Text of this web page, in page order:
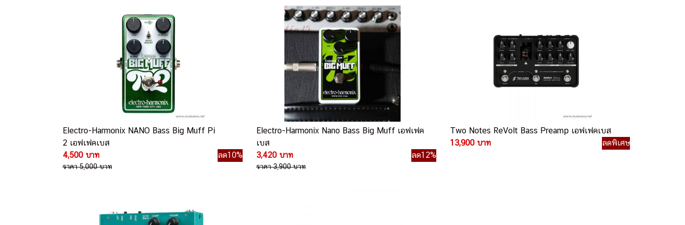
Electro-Harmonix NANO Bass Big Muff Pi
2 เอฟเฟคเบส
4,500 บาท
ลด10%
ราคา 5,000 บาท
Electro-Harmonix Nano Bass Big Muff เอฟเฟค
เบส
3,420 บาท
ลด12%
ราคา 3,900 บาท
Two Notes ReVolt Bass Preamp เอฟเฟคเบส
13,900 บาท
ลดพิเศษ